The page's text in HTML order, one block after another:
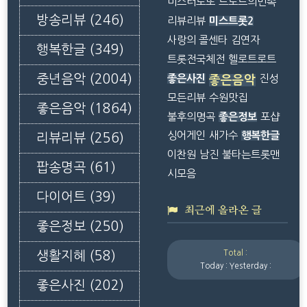
방송리뷰 (246)
행복한글 (349)
중년음악 (2004)
좋은음악 (1864)
리뷰리뷰 (256)
팝송명곡 (61)
다이어트 (39)
좋은정보 (250)
생활지혜 (58)
좋은사진 (202)
리뷰리뷰 미스트롯2
사랑의 콜센타 김연자
트롯전국체전 헬로트로트
좋은사진 좋은음악 진성
모든리뷰 수원맛집
불후의명곡 좋은정보 포샵
싱어게인 새가수 행복한글
이찬원 남진 불타는트롯맨
시모음
최근에 올라온 글
Total :
Today : Yesterday :